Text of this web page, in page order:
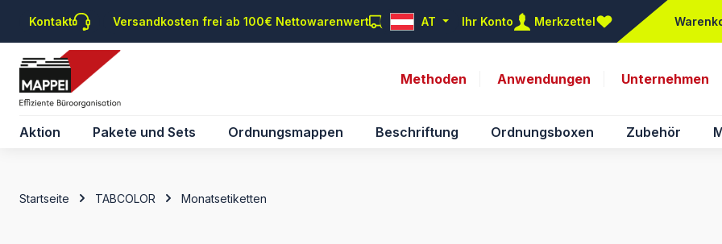
Hauptinhalt springen
Zur Suche springen
Zur Hauptnavigation springen
Kontakt Versandkosten frei ab 100€ Nettowarenwert AT Ihr Konto Merkzettel
Du hast 0 Produkte auf
Methoden Anwendungen Unternehmen
Aktion Pakete und Sets Ordnungsmappen Beschriftung Ordnungsboxen Zubehör
Startseite TABCOLOR Monatsetiketten